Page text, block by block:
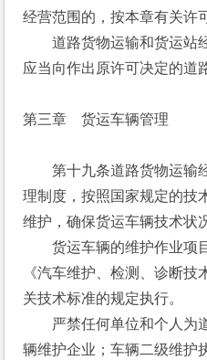
经营范围的，按本章有关许
道路货物运输和货运站经
应当向作出原许可决定的道
第三章　货运车辆管理
第十九条道路货物运输
理制度，按照国家规定的技
维护，确保货运车辆技术状
货运车辆的维护作业项
《汽车维护、检测、诊断
关技术标准的规定执行。
严禁任何单位和个人为
辆维护企业；车辆二级维护